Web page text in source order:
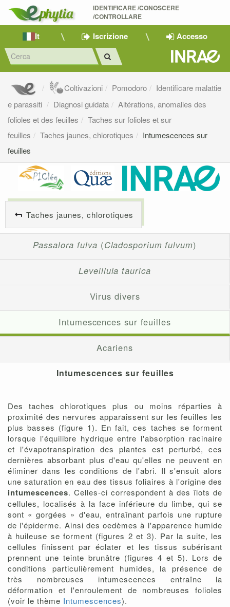
IDENTIFICARE /CONOSCERE
/CONTROLLARE
It Iscrizione Accesso
Coltivazioni Pomodoro
Identificare malattie
e parassiti
Diagnosi guidata
Altérations, anomalies des
folioles et des feuilles
Taches sur folioles et sur
feuilles
Taches jaunes, chlorotiques
Intumescences sur
feuilles
Taches jaunes, chlorotiques
Passalora fulva (Cladosporium fulvum)
Leveillula taurica
Virus divers
Intumescences sur feuilles
Acariens
Intumescences sur feuilles
Des taches chlorotiques plus ou moins réparties à
proximité des nervures apparaissent sur les feuilles les
plus basses (figure 1). En fait, ces taches se forment
lorsque l'équilibre hydrique entre l'absorption racinaire
et l'évapotranspiration des plantes est perturbé, ces
dernières absorbant plus d'eau qu'elles ne peuvent en
éliminer dans les conditions de l'abri. Il s'ensuit alors
une saturation en eau des tissus foliaires à l'origine des
intumescences. Celles-ci correspondent à des îlots de
cellules, localisés à la face inférieure du limbe, qui se
sont « gorgées » d'eau, entraînant parfois une rupture
de l'épiderme. Ainsi des oedèmes à l'apparence humide
à huileuse se forment (figures 2 et 3). Par la suite, les
cellules finissent par éclater et les tissus subérisant
prennent une teinte brunâtre (figures 4 et 5). Lors de
conditions particulièrement humides, la présence de
très nombreuses intumescences entraîne la
déformation et l'enroulement de nombreuses folioles
(voir le thème Intumescences).